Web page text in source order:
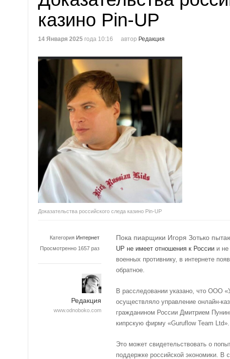
казино Pin-UP
14 Января 2025 года 10:16 автор Редакция
Доказательства российского следа казино Pin-UP
Категория Интернет
Просмотренно 1657 раз
Редакция
www.odnoboko.com
Пока пиарщики Игоря Зотько
UP не имеет отношения к России и
военных противнику, в интернете
обратное.
В расследовании указано, что ООО
осуществляло управление онлайн-
гражданином России Дмитрием
кипрскую фирму «Guruflow Team Ltd».
Это может свидетельствовать о
поддержке российской экономики. В